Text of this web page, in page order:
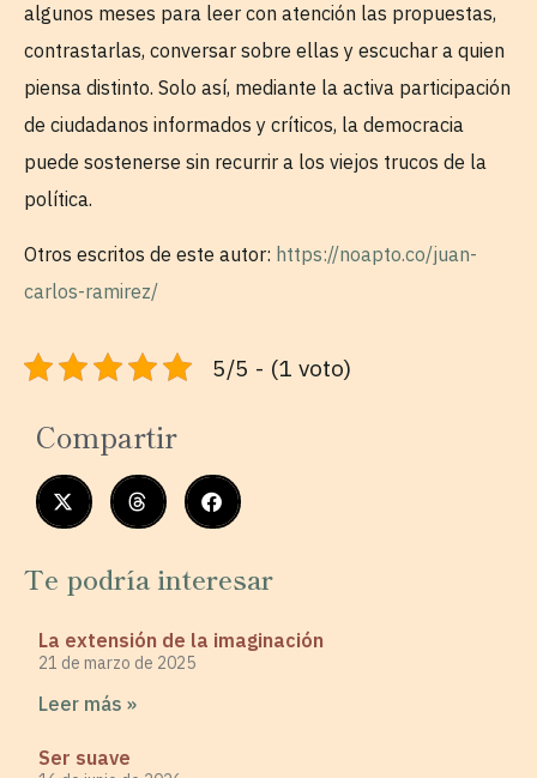
algunos meses para leer con atención las propuestas,
contrastarlas, conversar sobre ellas y escuchar a quien
piensa distinto. Solo así, mediante la activa participación
de ciudadanos informados y críticos, la democracia
puede sostenerse sin recurrir a los viejos trucos de la
política.
Otros escritos de este autor: https://noapto.co/juan-
carlos-ramirez/
5/5 - (1 voto)
Compartir
Te podría interesar
La extensión de la imaginación
21 de marzo de 2025
Leer más »
Ser suave